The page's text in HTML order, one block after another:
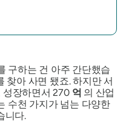
구하는 건 아주 간단했습
찾아 사면 됐죠. 하지만 서
성장하면서 270 억 의 산업
수천 가지가 넘는 다양한
니다.